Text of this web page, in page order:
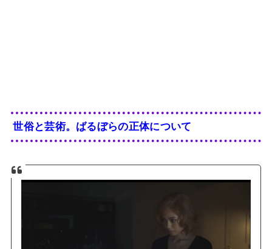
世俗と芸術。ばるぼらの正体について